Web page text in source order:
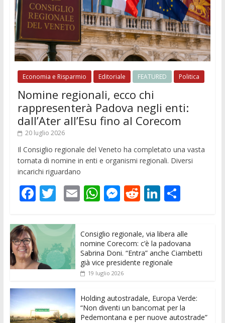
Economia e Risparmio Editoriale FEATURED Politica
Nomine regionali, ecco chi
rappresenterà Padova negli enti:
dall’Ater all’Esu fino al Corecom
20 luglio 2026
Il Consiglio regionale del Veneto ha completato una vasta
tornata di nomine in enti e organismi regionali. Diversi
incarichi riguardano
F
e
b
o
o
k
T
itt
er
E
l
W
at
s
A
p
M
e
n
g
R
di
t
Li
k
e
dI
C
n
di
vi
Consiglio regionale, via libera alle
nomine Corecom: c’è la padovana
Sabrina Doni. “Entra” anche Ciambetti
già vice presidente regionale
19 luglio 2026
Holding autostradale, Europa Verde:
“Non diventi un bancomat per la
Pedemontana e per nuove autostrade”